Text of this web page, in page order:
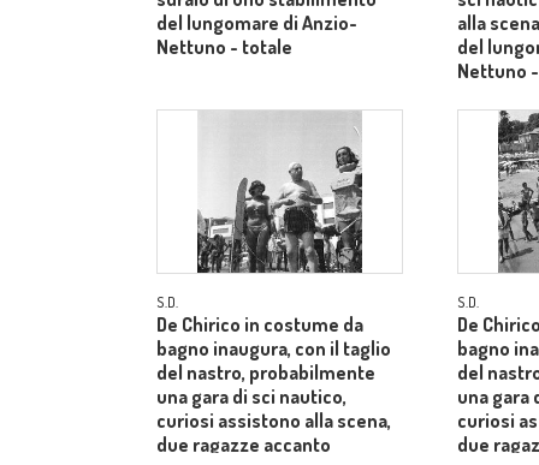
del lungomare di Anzio-
Nettuno - totale
alla
del
Nettuno
S.D.
De Chirico in costume da
bagno inaugura, con il taglio
del nastro, probabilmente
una gara di sci nautico,
curiosi assistono alla scena,
due ragazze accanto
S.D.
De
bagno
del
una gara
curiosi
due